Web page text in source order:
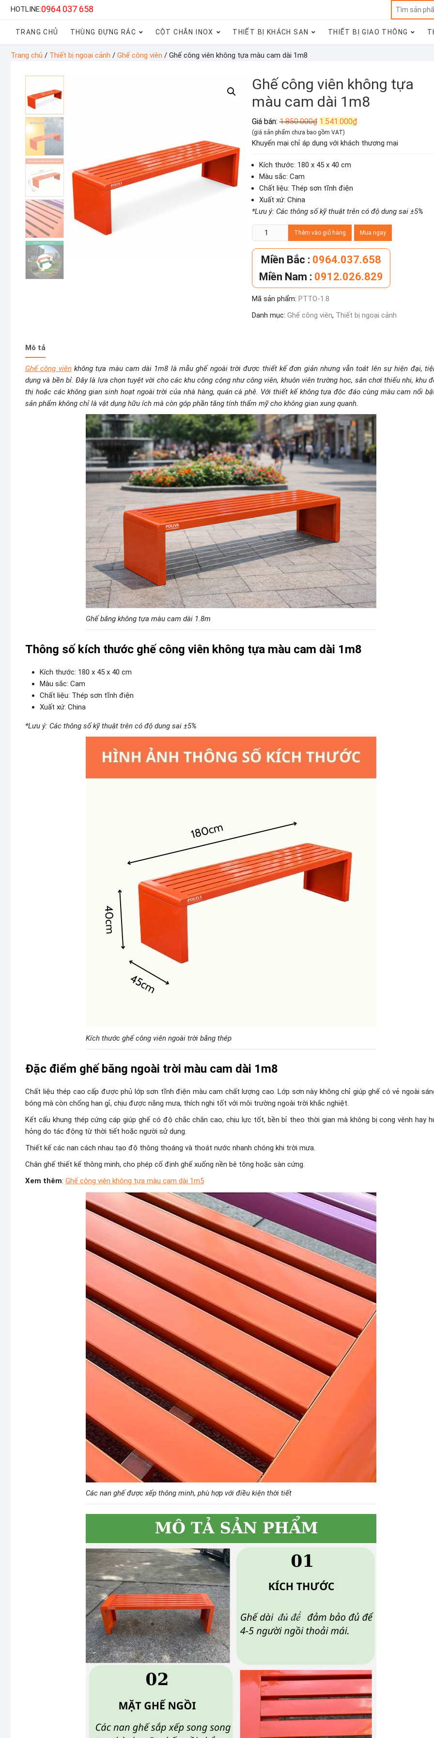
HOTLINE:0964 037 658
TRANG CHỦ THÙNG ĐỰNG RÁC CỘT CHẮN INOX THIẾT BỊ KHÁCH SẠN THIẾT BỊ GIAO THÔNG
Trang chủ / Thiết bị ngoại cảnh / Ghế công viên / Ghế công viên không tựa màu cam dài 1m8
Ghế công viên không tựa
màu cam dài 1m8
Giá bán:1.850.000₫ Giá
gốc
là:
1.850.000₫.
1.541.000₫Giá
hiện
là:
(giá sản phẩm chưa bao gồm VAT)
Khuyến mại chỉ áp dụng với khách thương mại
Kích thước: 180 x 45 x 40 cm
Màu sắc: Cam
Chất liệu: Thép sơn tĩnh điện
Xuất xứ: China
*Lưu ý: Các thông số kỹ thuật trên có độ dung sai ±5%
công
viên
không
tựa
màu
cam
dài
Thêm vào giỏ hàng Mua ngay
Miền Bắc : 0964.037.658
Miền Nam : 0912.026.829
Mã sản phẩm: PTTO-1.8
Danh mục: Ghế công viên, Thiết bị ngoại cảnh
Mô tả
Ghế công viênkhông tựa màu cam dài 1m8 là mẫu ghế ngoài trời được thiết kế đơn giản nhưng vẫn toát lên sự hiện đại,
dụng và bền bỉ. Đây là lựa chọn tuyệt vời cho các khu công cộng như công viên, khuôn viên trường học, sân chơi thiếu nhi, khu
thị hoặc các không gian sinh hoạt ngoài trời của nhà hàng, quán cà phê. Với thiết kế không tựa độc đáo cùng màu cam nổi
sản phẩm không chỉ là vật dụng hữu ích mà còn góp phần tăng tính thẩm mỹ cho không gian xung quanh.
Ghế băng không tựa màu cam dài 1.8m
Thông số kích thước ghế công viên không tựa màu cam dài 1m8
Kích thước: 180 x 45 x 40 cm
Màu sắc: Cam
Chất liệu: Thép sơn tĩnh điện
Xuất xứ: China
*Lưu ý: Các thông số kỹ thuật trên có độ dung sai ±5%
Kích thước ghế công viên ngoài trời bằng thép
Đặc điểm ghế băng ngoài trời màu cam dài 1m8
Chất liệu thép cao cấp được phủ lớp sơn tĩnh điện màu cam chất lượng cao. Lớp sơn này không chỉ giúp ghế có vẻ ngoài
bóng mà còn chống han gỉ, chịu được nắng mưa, thích nghi tốt với môi trường ngoài trời khắc nghiệt.
Kết cấu khung thép cứng cáp giúp ghế có độ chắc chắn cao, chịu lực tốt, bền bỉ theo thời gian mà không bị cong vênh hay
hỏng do tác động từ thời tiết hoặc người sử dụng.
Thiết kế các nan cách nhau tạo độ thông thoáng và thoát nước nhanh chóng khi trời mưa.
Chân ghế thiết kế thông minh, cho phép cố định ghế xuống nền bê tông hoặc sàn cứng.
Xem thêm: Ghế công viên không tựa màu cam dài 1m5
Các nan ghế được xếp thông minh, phù hợp với điều kiện thời tiết